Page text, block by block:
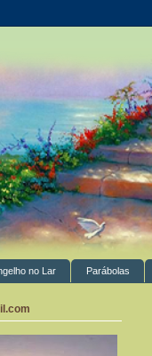
no Lar Parábolas